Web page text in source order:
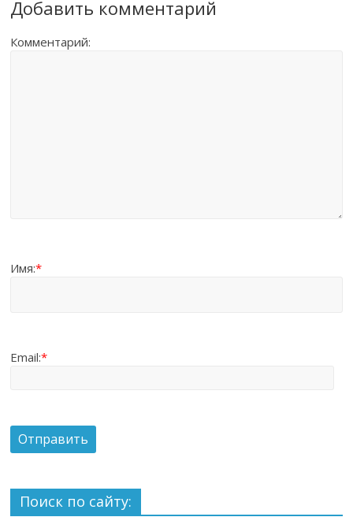
Добавить комментарий
Комментарий:
Имя:*
Email:*
Поиск по сайту: